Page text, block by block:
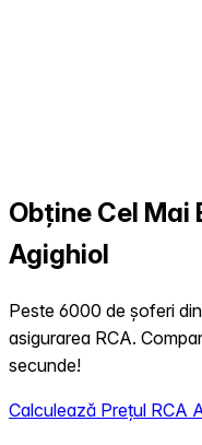
Obține Cel Mai
Agighiol
Peste 6000 de șoferi
asigurarea RCA.
secunde!
Calculează Prețul RCA